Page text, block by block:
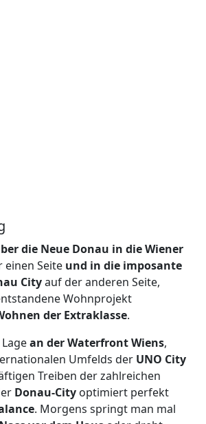
die Neue Donau in die Wiener
einen Seite und in die imposante
Cityauf der anderen Seite,
Wohnprojekt
der Extraklasse.
an der Waterfront Wiens,
Umfelds der UNO City
Treiben der zahlreichen
Donau-City optimiert perfekt
. Morgens springt man mal